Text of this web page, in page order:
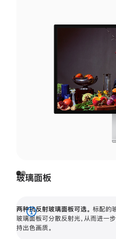
玻璃面板
两种抗反射玻璃面板可选。 标配的
玻璃面板可分散反射光，从而进一
持出色画质。
展
开